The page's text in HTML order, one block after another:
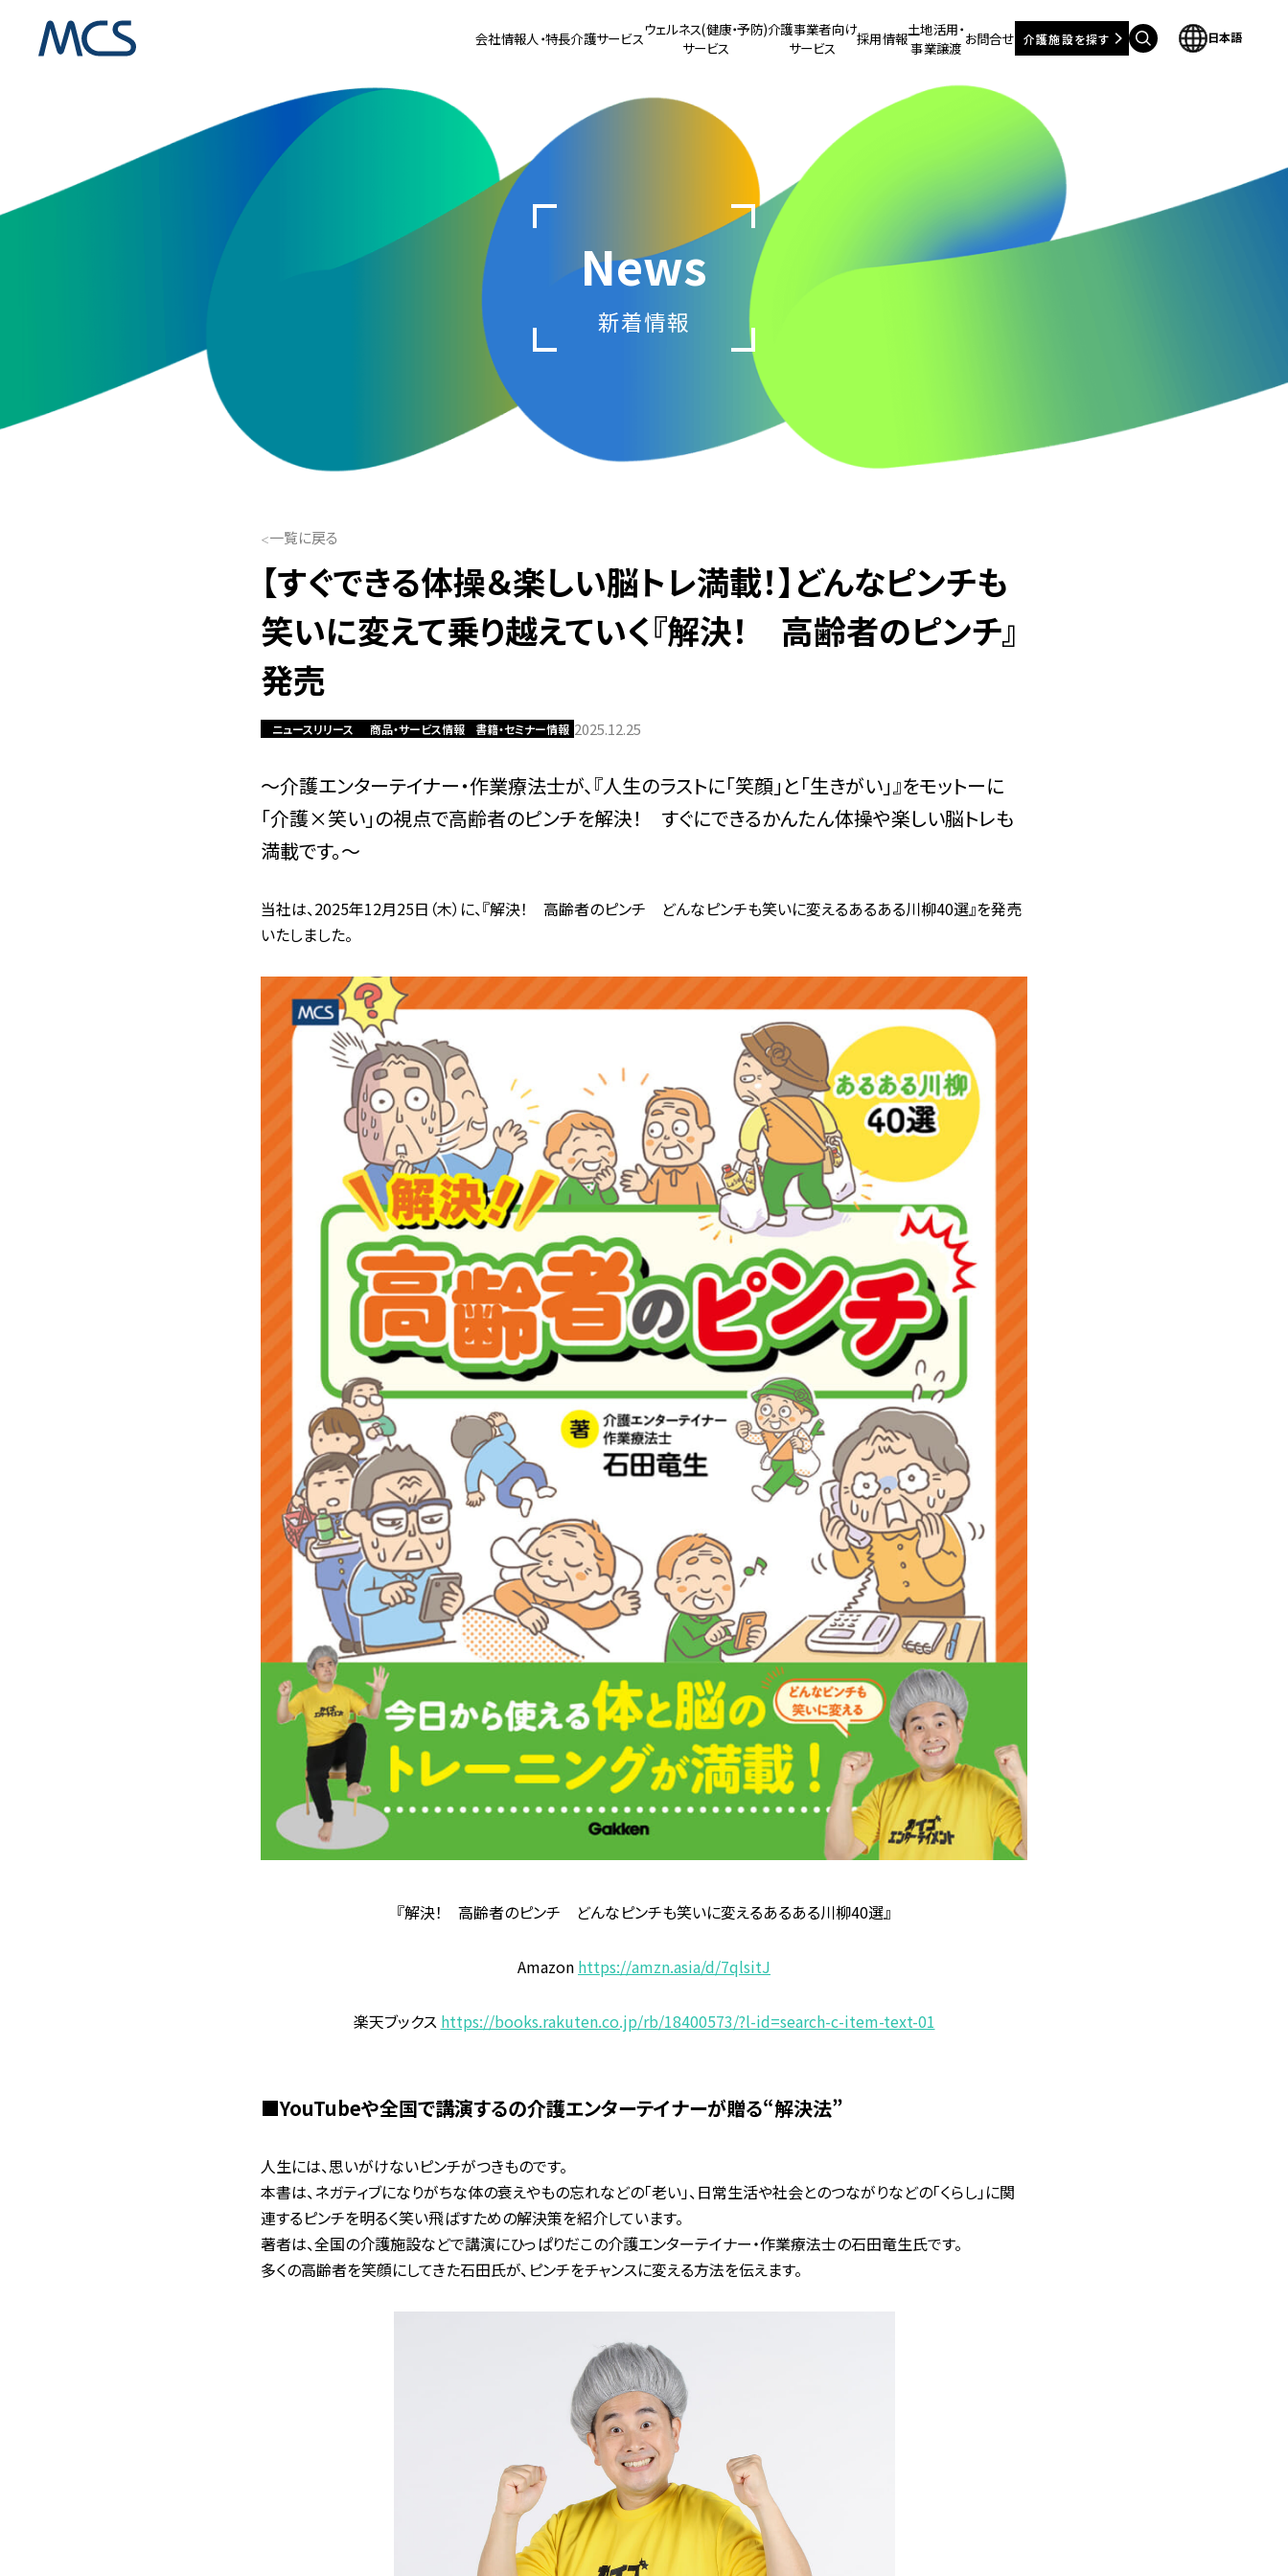
会社情報人・特長介護サービスウェルネス(健康・予防)
サービス
介護事業者向け
サービス
採用情報土地活用・
事業譲渡 お問合せ 介護施設を探す 日本語
News
新着情報
一覧に戻る
【すぐできる体操＆楽しい脳トレ満載！】どんなピンチも
笑いに変えて乗り越えていく『解決！ 高齢者のピンチ』
発売
ニュースリリース 商品・サービス情報 書籍・セミナー情報 2025.12.25
～介護エンターテイナー・作業療法士が、『人生のラストに「笑顔」と「生きがい」』をモットーに
「介護×笑い」の視点で高齢者のピンチを解決！ すぐにできるかんたん体操や楽しい脳トレも
満載です。～
当社は、2025年12月25日（木）に、『解決！ 高齢者のピンチ どんなピンチも笑いに変えるあるある川柳40選』を発売
いたしました。
『解決！ 高齢者のピンチ どんなピンチも笑いに変えるあるある川柳40選』
Amazon https://amzn.asia/d/7qlsitJ
楽天ブックス https://books.rakuten.co.jp/rb/18400573/?l-id=search-c-item-text-01
■YouTubeや全国で講演するの介護エンターテイナーが贈る“解決法”
人生には、思いがけないピンチがつきものです。
本書は、ネガティブになりがちな体の衰えやもの忘れなどの「老い」、日常生活や社会とのつながりなどの「くらし」に関
連するピンチを明るく笑い飛ばすための解決策を紹介しています。
著者は、全国の介護施設などで講演にひっぱりだこの介護エンターテイナー・作業療法士の石田竜生氏です。
多くの高齢者を笑顔にしてきた石田氏が、ピンチをチャンスに変える方法を伝えます。